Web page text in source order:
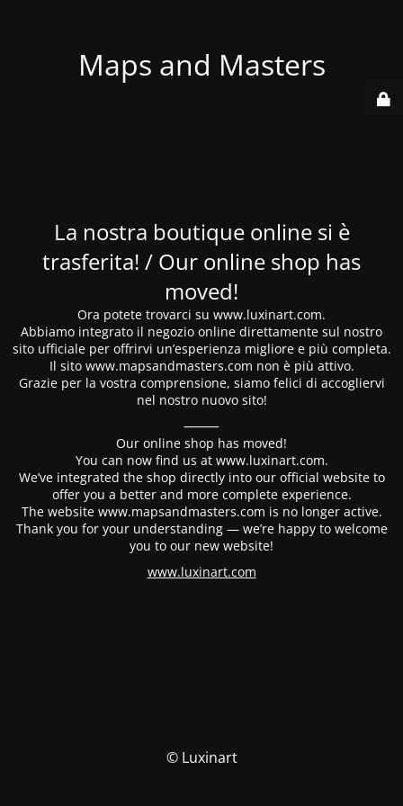
Maps and Masters
La nostra boutique online si è
trasferita! / Our online shop has
moved!
Ora potete trovarci su www.luxinart.com.
Abbiamo integrato il negozio online direttamente sul nostro
sito ufficiale per offrirvi un’esperienza migliore e più completa.
Il sito www.mapsandmasters.com non è più attivo.
Grazie per la vostra comprensione, siamo felici di accogliervi
nel nostro nuovo sito!
⸻
Our online shop has moved!
You can now find us at www.luxinart.com.
We’ve integrated the shop directly into our official website to
offer you a better and more complete experience.
The website www.mapsandmasters.com is no longer active.
Thank you for your understanding — we’re happy to welcome
you to our new website!
www.luxinart.com
© Luxinart